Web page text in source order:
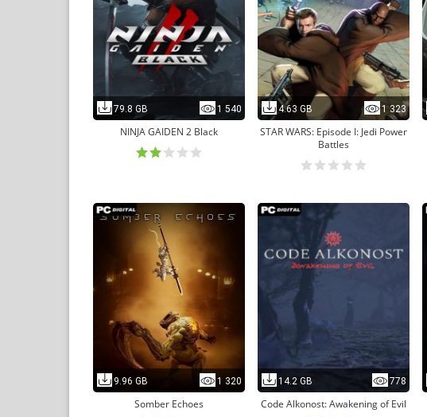
79.8 GB 1 540
NINJA GAIDEN 2 Black
4.63 GB 1 323
STAR WARS: Episode I: Jedi Power
Battles
9.96 GB 1 320
Somber Echoes
14.2 GB 778
Code Alkonost: Awakening of Evil